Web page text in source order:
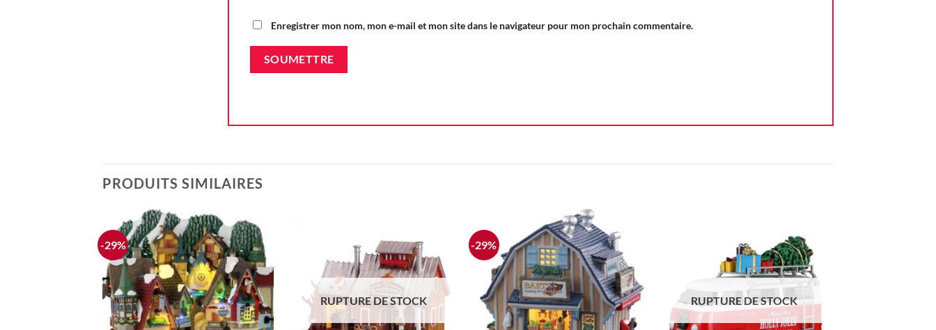
Enregistrer mon nom, mon e-mail et mon site dans le navigateur pour mon prochain commentaire.
PRODUITS SIMILAIRES
-29%
Ajouter
à la liste
d'envie
Ajouter
à la liste
d'envie
RUPTURE DE STOCK
-29%
Ajouter
à la liste
d'envie
Ajouter
à la liste
d'envie
RUPTURE DE STOCK